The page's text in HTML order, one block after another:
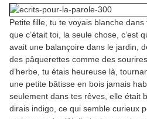
Petite fille, tu te voyais blanche
que c’était toi, la seule chose, c’est
avait une balançoire dans le jardin,
des pâquerettes comme des
d’herbe, tu étais heureuse là,
une petite bâtisse en bois jamais
seulement dans tes rêves, elle était
dirais indigo, ce qui semble curieux